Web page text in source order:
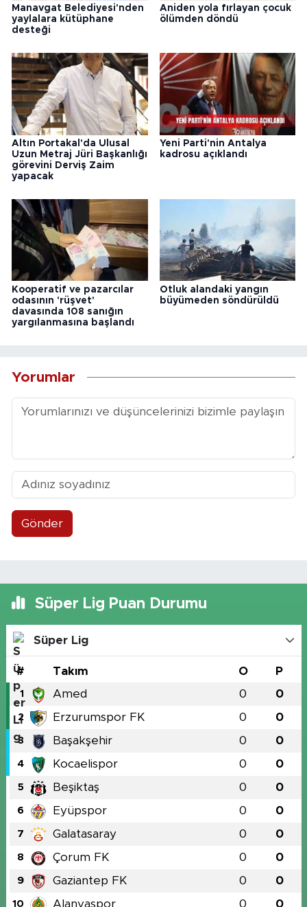
Manavgat Belediyesi'nden
yaylalara kütüphane
desteği
Aniden yola fırlayan çocuk
ölümden döndü
Altın Portakal'da Ulusal
Uzun Metraj Jüri Başkanlığı
görevini Derviş Zaim
yapacak
Yeni Parti'nin Antalya
kadrosu açıklandı
Kooperatif ve pazarcılar
odasının 'rüşvet'
davasında 108 sanığın
yargılanmasına başlandı
Otluk alandaki yangın
büyümeden söndürüldü
Yorumlar
Gönder
Süper Lig Puan Durumu
Süper Lig
# Takım O P
1 Amed 0 0
2 Erzurumspor FK 0 0
3 Başakşehir 0 0
4 Kocaelispor 0 0
5 Beşiktaş 0 0
6 Eyüpspor 0 0
7 Galatasaray 0 0
8 Çorum FK 0 0
9 Gaziantep FK 0 0
10 Alanyaspor 0 0